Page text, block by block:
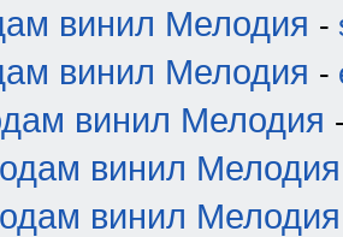
винил Мелодия -
винил Мелодия -
винил Мелодия
винил Мелодия
винил Мелодия